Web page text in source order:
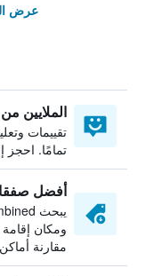
عرض
الملايين
تقييمات
تمامًا. احجز
أفضل
ومكان
مقارنة أماكن